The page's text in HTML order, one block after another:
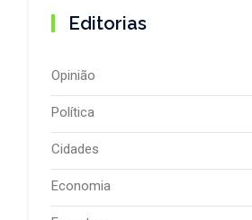
Editorias
Opinião
Política
Cidades
Economia